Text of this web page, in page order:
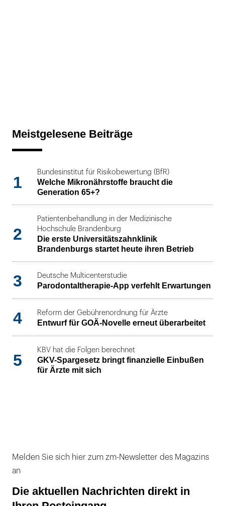
Meistgelesene Beiträge
1
Bundesinstitut für Risikobewertung (BfR)
Welche Mikronährstoffe braucht die
Generation 65+?
2
Patientenbehandlung in der Medizinische
Hochschule Brandenburg
Die erste Universitätszahnklinik
Brandenburgs startet heute ihren Betrieb
3 Deutsche Multicenterstudie
Parodontaltherapie-App verfehlt Erwartungen
4 Reform der Gebührenordnung für Ärzte
Entwurf für GOÄ-Novelle erneut überarbeitet
5
KBV hat die Folgen berechnet
GKV-Spargesetz bringt finanzielle Einbußen
für Ärzte mit sich
Melden Sie sich hier zum zm-Newsletter des Magazins
an
Die aktuellen Nachrichten direkt in